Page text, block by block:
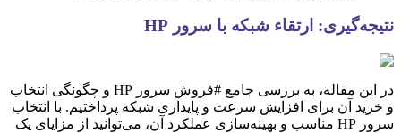
نتیجه‌گیری: ارتقاء شبکه با سرور HP
در این مقاله، به بررسی جامع #فروش سرور HP و چگونگی انتخاب
و خرید آن برای افزایش سرعت و پایداری شبکه پرداختیم. با انتخاب
سرور HP مناسب و بهینه‌سازی عملکرد آن، می‌توانید از مزایای یک